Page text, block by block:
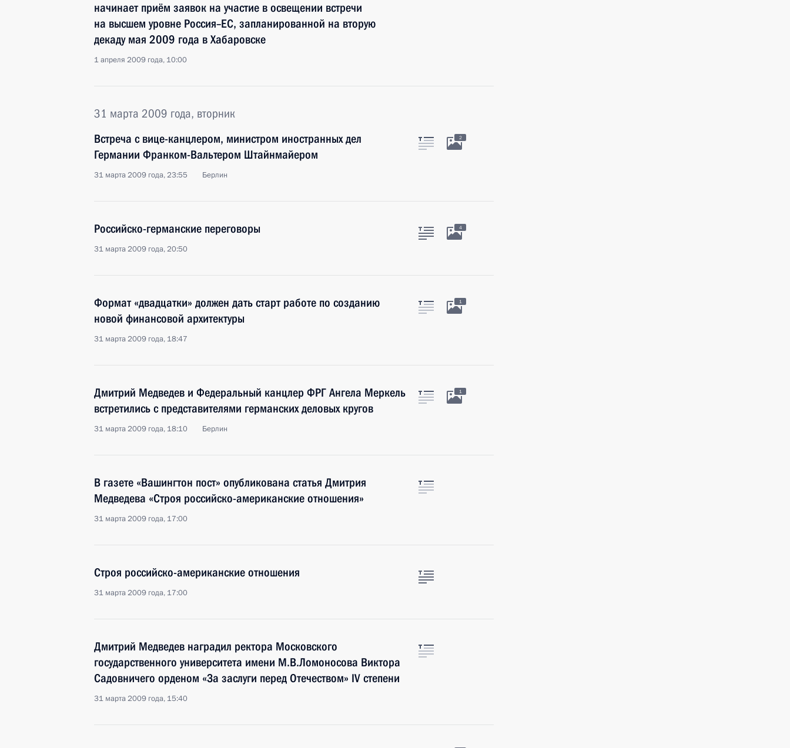
начинает приём заявок на участие в освещении встречи
на высшем уровне Россия–ЕС, запланированной на вторую
декаду мая 2009 года в Хабаровске
1 апреля 2009 года, 10:00
31 марта 2009 года, вторник
Встреча с вице-канцлером, министром иностранных дел
Германии Франком-Вальтером Штайнмайером
31 марта 2009 года, 23:55 Берлин
2
Российско-германские переговоры
31 марта 2009 года, 20:50
4
Формат «двадцатки» должен дать старт работе по созданию
новой финансовой архитектуры
31 марта 2009 года, 18:47
1
Дмитрий Медведев и Федеральный канцлер ФРГ Ангела Меркель
встретились с представителями германских деловых кругов
31 марта 2009 года, 18:10 Берлин
1
В газете «Вашингтон пост» опубликована статья Дмитрия
Медведева «Строя российско-американские отношения»
31 марта 2009 года, 17:00
Строя российско-американские отношения
31 марта 2009 года, 17:00
Дмитрий Медведев наградил ректора Московского
государственного университета имени М.В.Ломоносова Виктора
Садовничего орденом «За заслуги перед Отечеством» IV степени
31 марта 2009 года, 15:40